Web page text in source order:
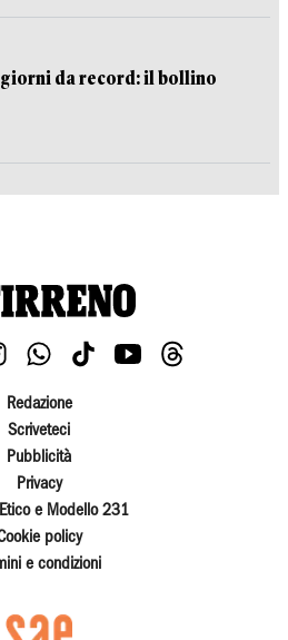
da record: il bollino
Redazione
Scriveteci
Pubblicità
Privacy
e Modello 231
policy
e condizioni